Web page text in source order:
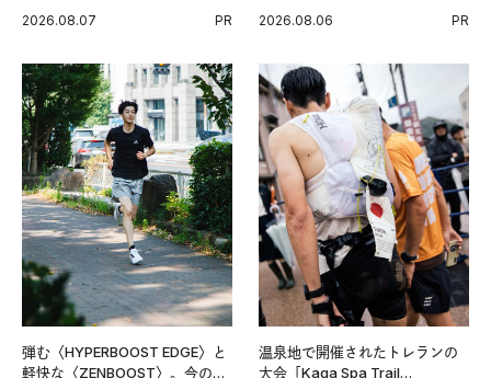
グ習慣。
2026.08.07 PR 2026.08.06 PR
弾む〈HYPERBOOST EDGE〉と
軽快な〈ZENBOOST〉。今の時
温泉地で開催されたトレランの
大会「Kaga Spa Trail